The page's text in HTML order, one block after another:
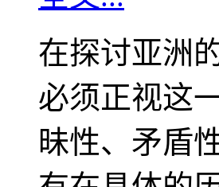
在探讨亚洲
必须正视这
昧性、矛盾